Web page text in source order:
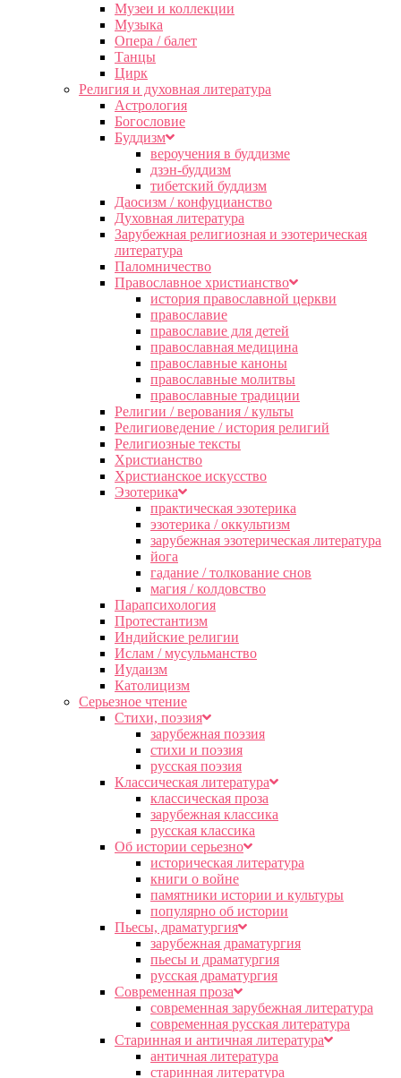
Музеи и коллекции
Музыка
Опера / балет
Танцы
Цирк
Религия и духовная литература
Астрология
Богословие
Буддизм
вероучения в буддизме
дзэн-буддизм
тибетский буддизм
Даосизм / конфуцианство
Духовная литература
Зарубежная религиозная и эзотерическая
литература
Паломничество
Православное христианство
история православной церкви
православие
православие для детей
православная медицина
православные каноны
православные молитвы
православные традиции
Религии / верования / культы
Религиоведение / история религий
Религиозные тексты
Христианство
Христианское искусство
Эзотерика
практическая эзотерика
эзотерика / оккультизм
зарубежная эзотерическая литература
йога
гадание / толкование снов
магия / колдовство
Парапсихология
Протестантизм
Индийские религии
Ислам / мусульманство
Иудаизм
Католицизм
Серьезное чтение
Cтихи, поэзия
зарубежная поэзия
стихи и поэзия
русская поэзия
Классическая литература
классическая проза
зарубежная классика
русская классика
Об истории серьезно
историческая литература
книги о войне
памятники истории и культуры
популярно об истории
Пьесы, драматургия
зарубежная драматургия
пьесы и драматургия
русская драматургия
Современная проза
современная зарубежная литература
современная русская литература
Старинная и античная литература
античная литература
старинная литература